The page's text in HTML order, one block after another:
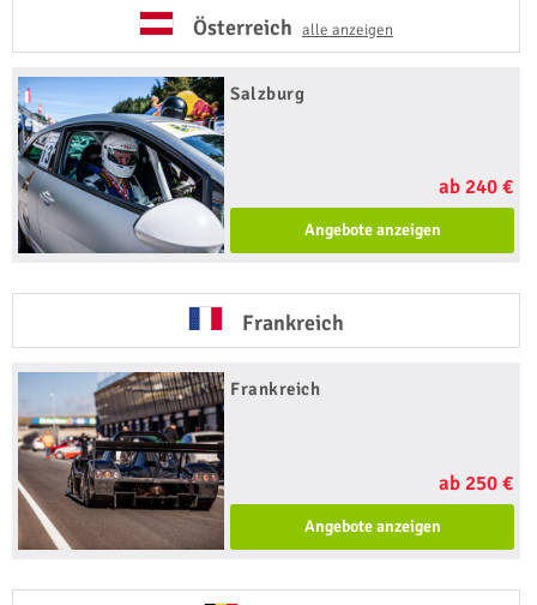
Österreich alle anzeigen
Salzburg
ab 240 €
Angebote anzeigen
Frankreich
Frankreich
ab 250 €
Angebote anzeigen